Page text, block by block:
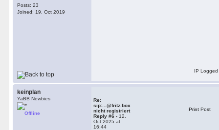
Posts: 23
Joined: 19. Oct 2019
IP Logged
keinplan
YaBB Newbies
Offline
Re:
sip:...@fritz.box
nicht registriert
Reply #6 - 12.
Oct 2025 at
16:44
Print Post